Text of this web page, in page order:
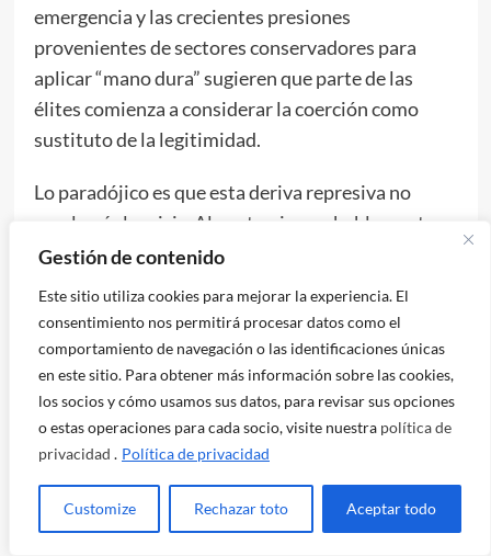
Gestión de contenido
Este sitio utiliza cookies para mejorar la experiencia. El
consentimiento nos permitirá procesar datos como el
comportamiento de navegación o las identificaciones únicas
en este sitio. Para obtener más información sobre las cookies,
los socios y cómo usamos sus datos, para revisar sus opciones
o estas operaciones para cada socio, visite nuestra política de
privacidad . Política de privacidad
Customize Rechazar toto Aceptar todo
emergencia y las crecientes presiones
provenientes de sectores conservadores para
aplicar “mano dura” sugieren que parte de las
élites comienza a considerar la coerción como
sustituto de la legitimidad.
Lo paradójico es que esta deriva represiva no
resolvería la crisis. Al contrario, probablemente
confirmaría que el problema fundamental no es el
democrática capaz de reconstruir consensos
sociales. Desde esta perspectiva, la Bolivia de
2026 aparece menos como un escenario de
restauración neoliberal consolidada que como un
laboratorio de crisis hegemónica donde todavía
está abierta la disputa por la dirección política
futura del país.